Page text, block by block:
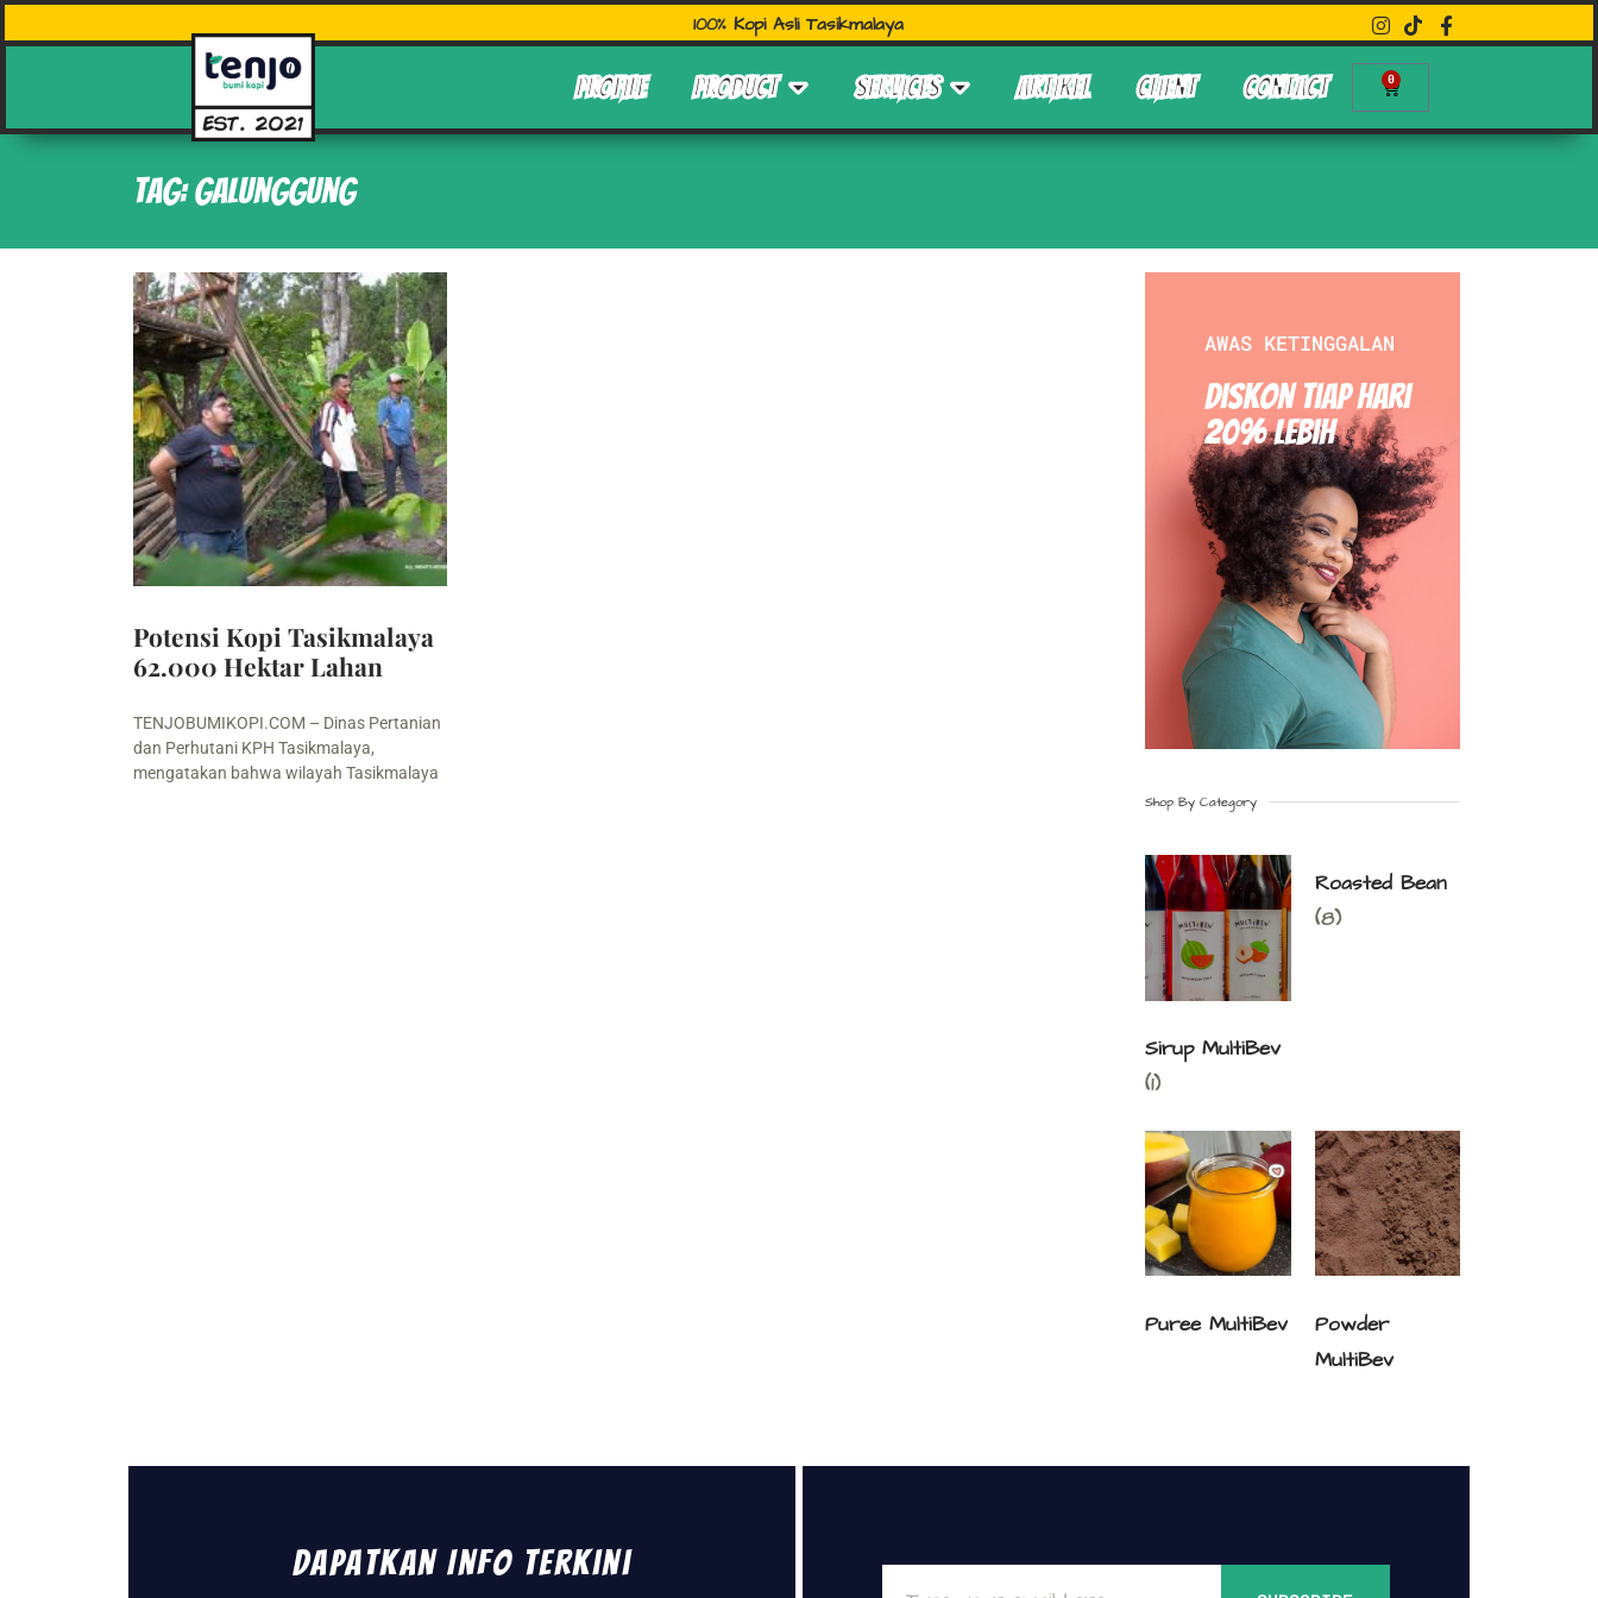
100% Kopi Asli Tasikmalaya
PROFILE PRODUCT SERVICES ARTIKEL CLIENT CONTACT 0
Tag: Galunggung
Potensi Kopi Tasikmalaya
62.000 Hektar Lahan
TENJOBUMIKOPI.COM – Dinas Pertanian
dan Perhutani KPH Tasikmalaya,
mengatakan bahwa wilayah Tasikmalaya
AWAS KETINGGALAN
Diskon Tiap hari
20% Lebih
Shop By Category
Sirup MultiBev
(1)
Roasted Bean
(8)
Puree MultiBev
Powder
MultiBev
Dapatkan Info Terkini